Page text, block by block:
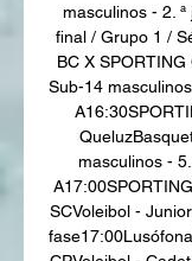
masculinos - 2.
final / Grupo 1 /
BC X
Sub-14
masculinos -
SCVoleibol -